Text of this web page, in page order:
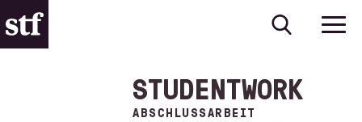
STUDENTWORK
ABSCHLUSSARBEIT